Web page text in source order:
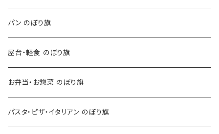
パン のぼり旗
屋台・軽食 のぼり旗
お弁当・お惣菜 のぼり旗
パスタ・ピザ・イタリアン のぼり旗